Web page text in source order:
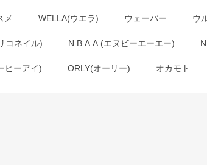
メ WELLA(ウエラ) ウェーバー ウ
コネイル) N.B.A.A.(エヌビーエーエー)
ピーアイ) ORLY(オーリー) オカモト